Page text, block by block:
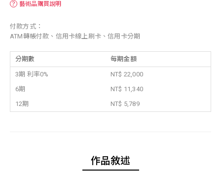
？ 藝術品購買說明
付款方式：
ATM轉帳付款、信用卡線上刷卡、信用卡分期
分期數 每期金額
3期 利率0%
NT$ 22,000
6期
NT$ 11,340
12期
NT$ 5,789
作品敘述